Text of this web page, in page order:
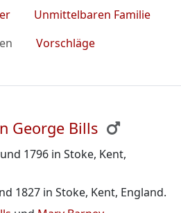
Unmittelbaren Familie
Vorschläge
George Bills
1796 in Stoke, Kent,
1827 in Stoke, Kent, England.